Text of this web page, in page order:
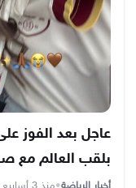
عاجل بعد الفوز
بلقب العالم مع